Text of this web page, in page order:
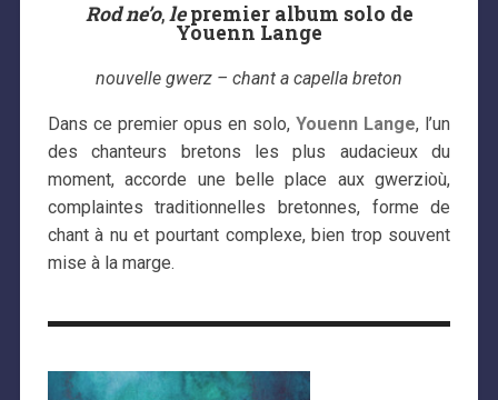
Rod ne’o,le premier album solo de
Youenn Lange
nouvelle gwerz – chant a capella breton
Dans ce premier opus en solo,Youenn Lange, l’un
des chanteurs bretons les plus audacieux du
moment, accorde une belle place aux gwerzioù,
complaintes traditionnelles bretonnes, forme de
chant à nu et pourtant complexe, bien trop souvent
mise à la marge.